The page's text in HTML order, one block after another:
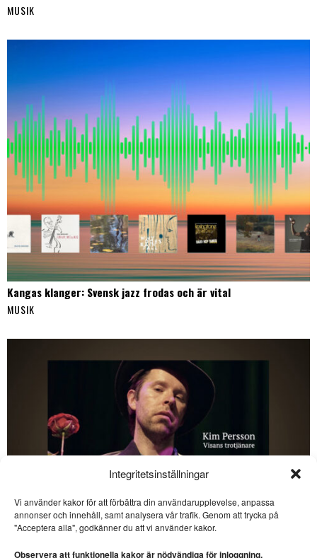
Integritetsinställningar
Vi använder kakor för att förbättra din användarupplevelse, anpassa
annonser och innehåll, samt analysera vår trafik. Genom att trycka på
"Acceptera alla", godkänner du att vi använder kakor.
Observera att funktionella kakor är nödvändiga för inloggning.
MUSIK
Kangas klanger: Svensk jazz frodas och är vital
MUSIK
SE ÄVEN
jazz frodas och är vital